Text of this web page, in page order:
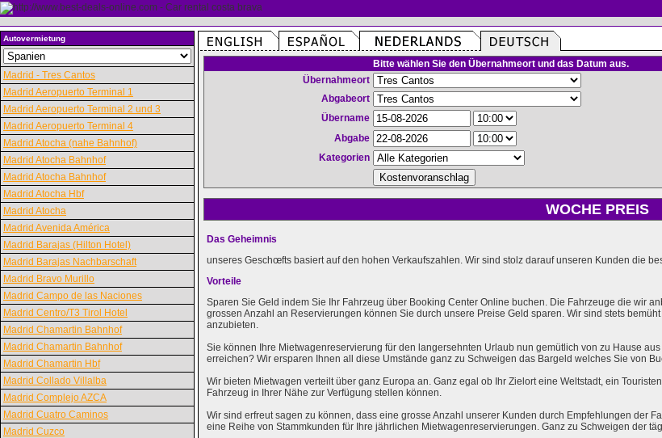
Autovermietung
Madrid - Tres Cantos
Madrid Aeropuerto Terminal 1
Madrid Aeropuerto Terminal 2 und 3
Madrid Aeropuerto Terminal 4
Madrid Atocha (nahe Bahnhof)
Madrid Atocha Bahnhof
Madrid Atocha Bahnhof
Madrid Atocha Hbf
Madrid Atocha
Madrid Avenida América
Madrid Barajas (Hilton Hotel)
Madrid Barajas Nachbarschaft
Madrid Bravo Murillo
Madrid Campo de las Naciones
Madrid Centro/T3 Tirol Hotel
Madrid Chamartin Bahnhof
Madrid Chamartin Bahnhof
Madrid Chamartin Hbf
Madrid Collado Villalba
Madrid Complejo AZCA
Madrid Cuatro Caminos
Madrid Cuzco
Bitte wählen Sie den Übernahmeort und das Datum aus.
Übernahmeort
Abgabeort
Übername
Abgabe
Kategorien
WOCHE PREIS
Das Geheimnis
unseres Geschœfts basiert auf den hohen Verkaufszahlen. Wir sind stolz darauf unseren Kunden die
Vorteile
Sparen Sie Geld indem Sie Ihr Fahrzeug über Booking Center Online buchen. Die Fahrzeuge die wir
grossen Anzahl an Reservierungen können Sie durch unsere Preise Geld sparen. Wir sind stets
anzubieten.
Sie können Ihre Mietwagenreservierung für den langersehnten Urlaub nun gemütlich von zu Hause
erreichen? Wir ersparen Ihnen all diese Umstände ganz zu Schweigen das Bargeld welches Sie von
Wir bieten Mietwagen verteilt über ganz Europa an. Ganz egal ob Ihr Zielort eine Weltstadt, ein
Fahrzeug in Ihrer Nähe zur Verfügung stellen können.
Wir sind erfreut sagen zu können, dass eine grosse Anzahl unserer Kunden durch Empfehlungen der
eine Reihe von Stammkunden für Ihre jährlichen Mietwagenreservierungen. Ganz zu Schweigen der